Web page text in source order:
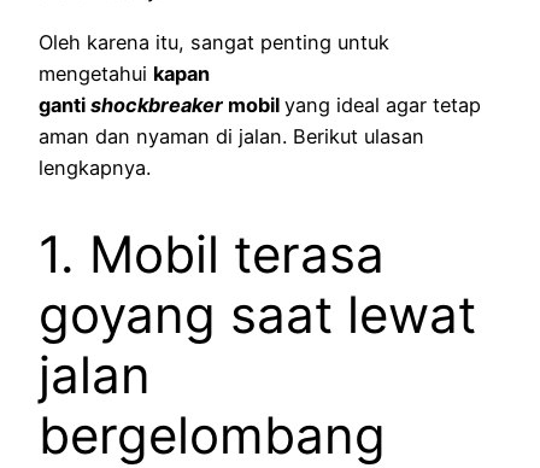
Oleh karena itu, sangat penting untuk
mengetahui kapan
ganti shockbreaker mobil yang ideal agar tetap
aman dan nyaman di jalan. Berikut ulasan
lengkapnya.
1. Mobil terasa
goyang saat lewat
jalan
bergelombang